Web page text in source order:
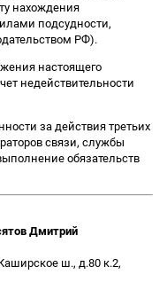
нахождения
подсудности,
РФ).
настоящего
недействительности
за действия третьих
связи, службы
обязательств
Дмитрий
ш., д.80 к.2,